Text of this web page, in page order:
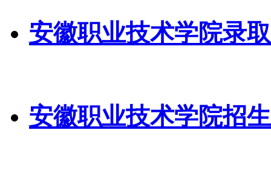
安徽职业技术学院录
安徽职业技术学院招